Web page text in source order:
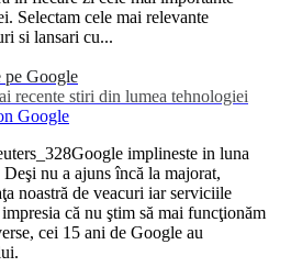
Selectam cele mai relevante
si lansari cu...
pe Google
recente stiri din lumea tehnologiei
Google implineste in luna
nu a ajuns încă la majorat,
noastră de veacuri iar serviciile
că nu ştim să mai funcţionăm
cei 15 ani de Google au